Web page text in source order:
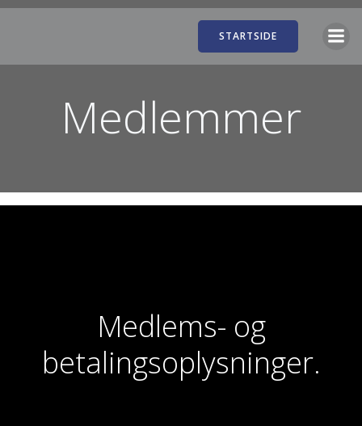
Videre
indhold
STARTSIDE
Medlemmer
Medlems- og
betalingsoplysninger.